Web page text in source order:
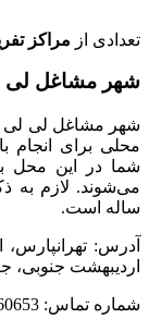
تعدادی از مراکز
شهر مشاغل لی
شهر مشاغل لی لی
محلی برای انجام
شما در این محل
ساله است.
اردیبهشت جنوبی،
شماره تماس: 02177760653